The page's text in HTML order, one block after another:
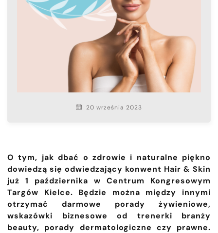
20 września 2023
O tym, jak dbać o zdrowie i naturalne piękno
dowiedzą się odwiedzający konwent Hair & Skin
już 1 października w Centrum Kongresowym
Targów Kielce. Będzie można między innymi
otrzymać darmowe porady żywieniowe,
wskazówki biznesowe od trenerki branży
beauty, porady dermatologiczne czy prawne.